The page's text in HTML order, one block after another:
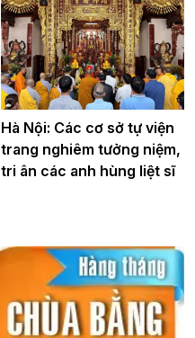
Hà Nội: Các cơ sở tự viện
trang nghiêm tưởng niệm,
tri ân các anh hùng liệt sĩ